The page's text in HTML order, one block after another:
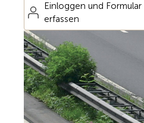
Einloggen und
erfassen